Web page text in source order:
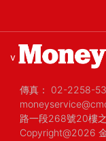
v
傳真： 02-2258-
路一段268號20樓
Copyright@2026